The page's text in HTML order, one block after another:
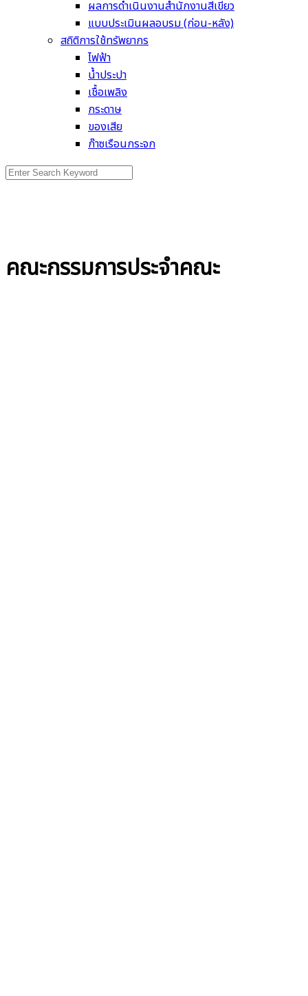
ผลการดำเนินงานสำนักงานสีเขียว
แบบประเมินผลอบรม (ก่อน-หลัง)
สถิติการใช้ทรัพยากร
ไฟฟ้า
น้ำประปา
เชื้อเพลิง
กระดาษ
ของเสีย
ก๊าซเรือนกระจก
Search
คณะกรรมการประจำคณะ